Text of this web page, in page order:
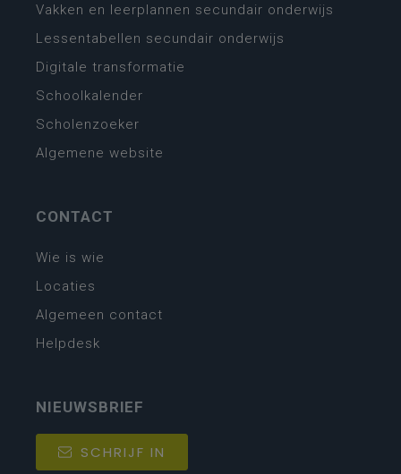
Vakken en leerplannen secundair onderwijs
Lessentabellen secundair onderwijs
Digitale transformatie
Schoolkalender
Scholenzoeker
Algemene website
CONTACT
Wie is wie
Locaties
Algemeen contact
Helpdesk
NIEUWSBRIEF
SCHRIJF IN